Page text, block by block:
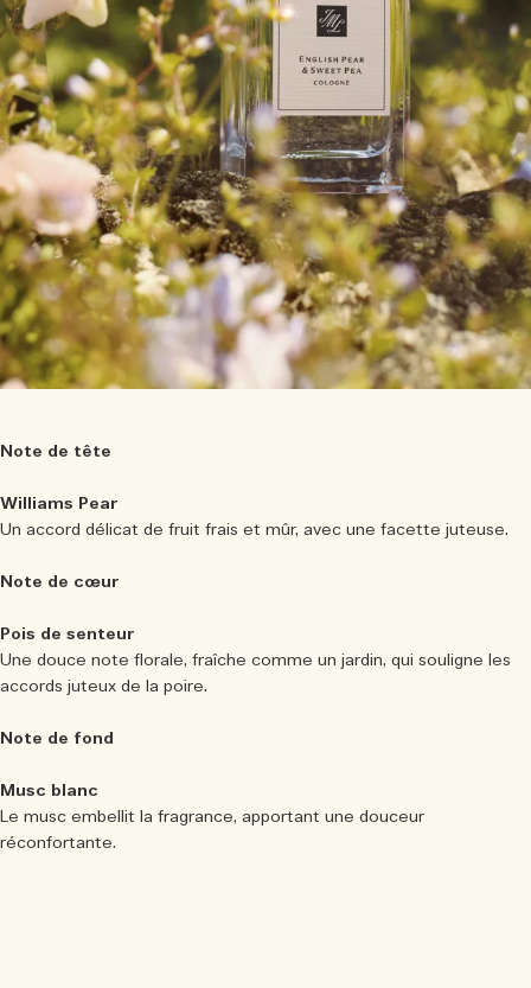
Note de tête
Williams Pear
Un accord délicat de fruit frais et mûr, avec une facette juteuse.
Note de cœur
Pois de senteur
Une douce note florale, fraîche comme un jardin, qui souligne les
accords juteux de la poire.
Note de fond
Musc blanc
Le musc embellit la fragrance, apportant une douceur
réconfortante.